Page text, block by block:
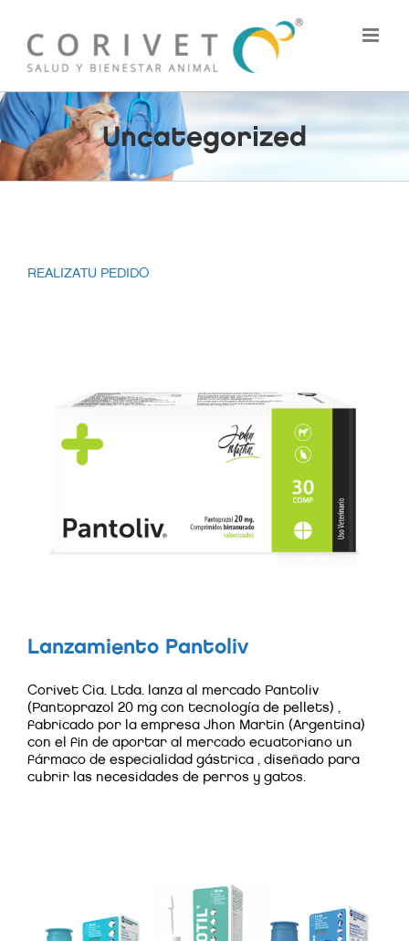
content
Uncategorized
REALIZATU PEDIDO
Lanzamiento Pantoliv
Corivet Cia. Ltda. lanza al mercado Pantoliv
(Pantoprazol 20 mg con tecnología de pellets) ,
fabricado por la empresa Jhon Martin (Argentina)
con el fin de aportar al mercado ecuatoriano un
fármaco de especialidad gástrica , diseñado para
cubrir las necesidades de perros y gatos.